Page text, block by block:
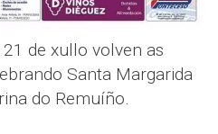
de xullo volven as
Santa Margarida
do Remuíño.